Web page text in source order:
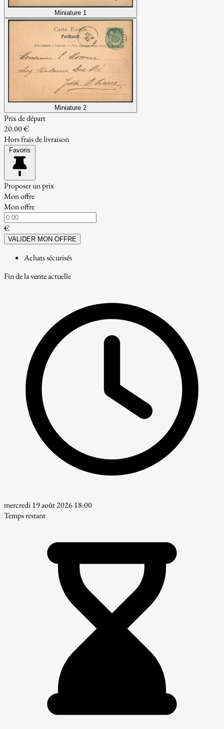
Miniature 1
Miniature 2
Prix de départ
20.00 €
Hors frais de livraison
Favoris
Proposer un prix
Mon offre
Mon offre
€
VALIDER MON OFFRE
Achats sécurisés
Fin de la vente actuelle
mercredi 19 août 2026 18:00
Temps restant